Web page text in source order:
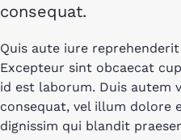
consequat.
Quis aute iure
Excepteur sint obcaecat
id est laborum. Duis autem
consequat, vel illum dolore
dignissim qui blandit